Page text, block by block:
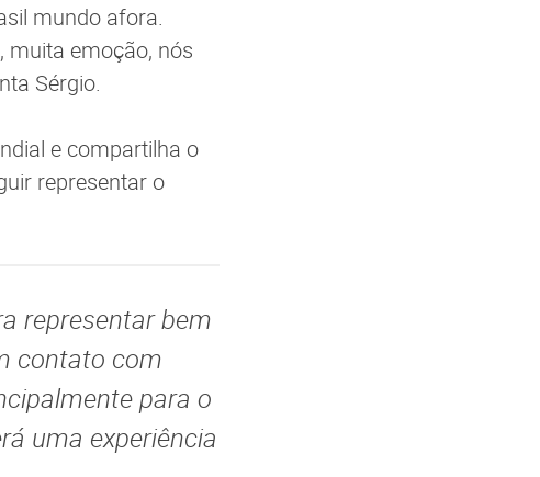
mundo afora.
muita emoção, nós
Sérgio.
e compartilha o
representar o
representar bem
contato com
para o
uma experiência